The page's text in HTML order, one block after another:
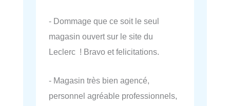
- Dommage que ce soit le seul
magasin ouvert sur le site du
Leclerc ! Bravo et felicitations.
- Magasin très bien agencé,
personnel agréable professionnels,